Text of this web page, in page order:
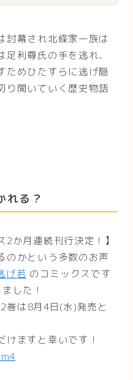
討幕され北條家一族は
利尊氏の手を逃れ、
ためひたすらに逃げ隠
り開いていく歴史物語
れる？
2か月連続刊行決定！】
のかという多数のお声
げ若 のコミックスです
した！
巻は8月4日(水)発売と
ますと幸いです！